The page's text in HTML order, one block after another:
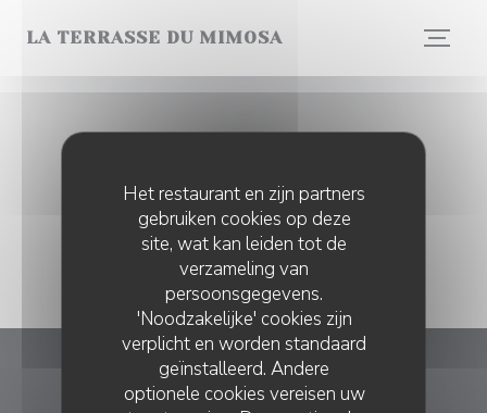
Het restaurant en zijn partners
gebruiken cookies op deze
site, wat kan leiden tot de
verzameling van
persoonsgegevens.
'Noodzakelijke' cookies zijn
verplicht en worden standaard
geïnstalleerd. Andere
optionele cookies vereisen uw
LA TERRASSE DU MIMOSA
La Terrasse du Mimosa